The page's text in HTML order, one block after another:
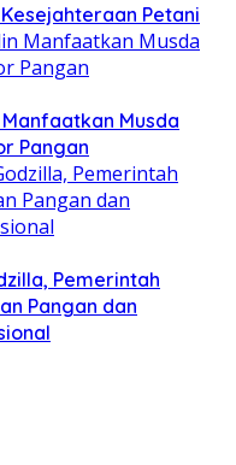
Petani
Musda
Pangan
Pemerintah
Pangan dan